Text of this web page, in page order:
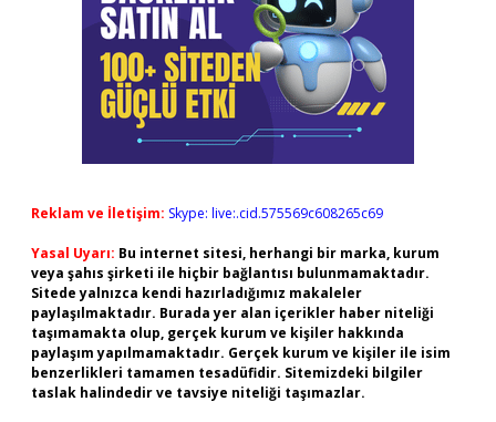
Reklam ve İletişim: Skype: live:.cid.575569c608265c69
Yasal Uyarı: Bu internet sitesi, herhangi bir marka, kurum
veya şahıs şirketi ile hiçbir bağlantısı bulunmamaktadır.
Sitede yalnızca kendi hazırladığımız makaleler
paylaşılmaktadır. Burada yer alan içerikler haber niteliği
taşımamakta olup, gerçek kurum ve kişiler hakkında
paylaşım yapılmamaktadır. Gerçek kurum ve kişiler ile isim
benzerlikleri tamamen tesadüfidir. Sitemizdeki bilgiler
taslak halindedir ve tavsiye niteliği taşımazlar.